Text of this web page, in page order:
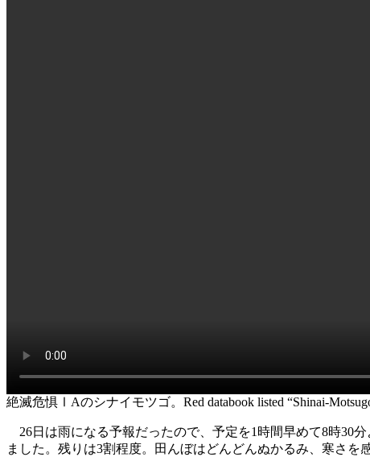
絶滅危惧ⅠAのシナイモツゴ。Red databook listed “Shinai-
26日は雨になる予報だったので、予定を1時間早めて8時30
ました。残りは3割程度。田んぼはどんどんぬかるみ、寒さ